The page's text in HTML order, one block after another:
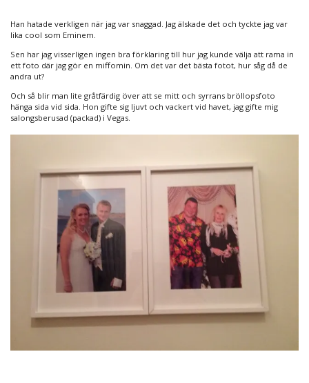
Han hatade verkligen när jag var snaggad. Jag älskade det och tyckte jag var
lika cool som Eminem.
Sen har jag visserligen ingen bra förklaring till hur jag kunde välja att rama in
ett foto där jag gör en miffomin. Om det var det bästa fotot, hur såg då de
andra ut?
Och så blir man lite gråtfärdig över att se mitt och syrrans bröllopsfoto
hänga sida vid sida. Hon gifte sig ljuvt och vackert vid havet, jag gifte mig
salongsberusad (packad) i Vegas.